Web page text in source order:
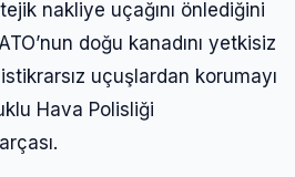
nakliye uçağını önlediğini
doğu kanadını yetkisiz
uçuşlardan korumayı
Hava Polisliği